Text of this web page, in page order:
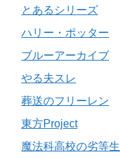
とあるシリーズ
ハリー・ポッター
ブルーアーカイブ
やる夫スレ
葬送のフリーレン
東方Project
魔法科高校の劣等生